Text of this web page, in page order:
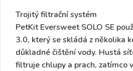
Trojitý filtrační systém
PetKit Eversweet SOLO SE
3.0, který se skládá z několika
důkladné čištění vody. Hustá
filtruje chlupy a prach, zatímco